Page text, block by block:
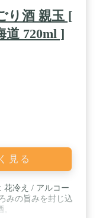
り酒 親玉 [
道 720ml ]
見る
花冷え / アルコー
みの旨みを封じ込